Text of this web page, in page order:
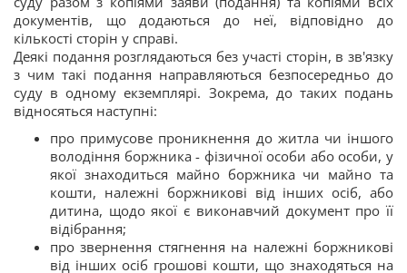
документів, що додаються до неї, відповідно до
кількості сторін у справі.
Деякі подання розглядаються без участі сторін, в зв'язку
з чим такі подання направляються безпосередньо до
суду в одному екземплярі. Зокрема, до таких подань
відносяться наступні:
про примусове проникнення до житла чи іншого
володіння боржника - фізичної особи або особи, у
якої знаходиться майно боржника чи майно та
кошти, належні боржникові від інших осіб, або
дитина, щодо якої є виконавчий документ про її
відібрання;
про звернення стягнення на належні боржникові
від інших осіб грошові кошти, що знаходяться на